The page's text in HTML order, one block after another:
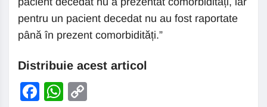
pentru un pacient decedat nu au fost raportate
până în prezent comorbidități.”
Distribuie acest articol
Facebook
WhatsApp